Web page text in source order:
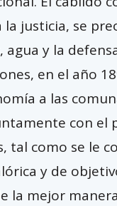
justicia, se
agua y la
en el año
a las
con el
tal como se le
y de
la mejor